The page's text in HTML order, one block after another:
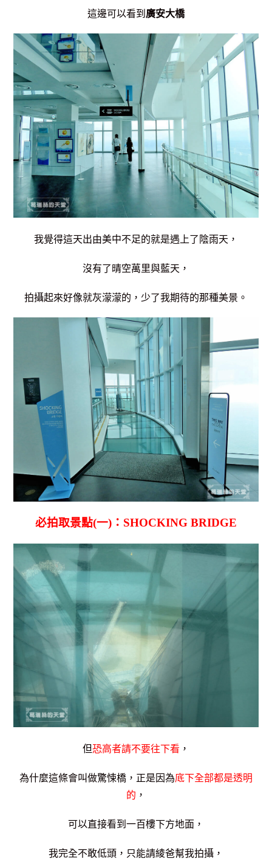
這邊可以看到 廣安大橋
我覺得這天出由美中不足的就是遇上了陰雨天，
沒有了晴空萬里與藍天，
拍攝起來好像就灰濛濛的，少了我期待的那種美景。
必拍取景點(一)：SHOCKING BRIDGE
但恐高者請不要往下看 ，
為什麼這條會叫做驚悚橋，正是因為底下全部都是透明
的 ，
可以直接看到一百樓下方地面，
我完全不敢低頭，只能請綾爸幫我拍攝，